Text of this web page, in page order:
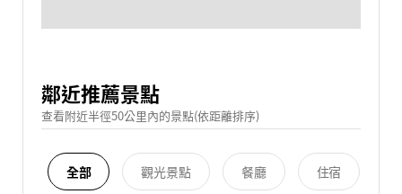
鄰近推薦景點
查看附近半徑50公里內的景點(依距離排序)
全部 觀光景點 餐廳 住宿